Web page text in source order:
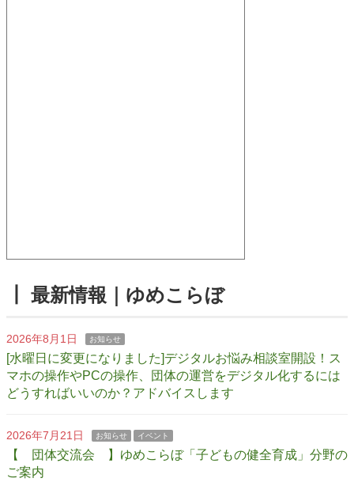
┃ 最新情報｜ゆめこらぼ
2026年8月1日 お知らせ
[水曜日に変更になりました]デジタルお悩み相談室開設！ス
マホの操作やPCの操作、団体の運営をデジタル化するには
どうすればいいのか？アドバイスします
2026年7月21日 お知らせ イベント
【 団体交流会 】ゆめこらぼ「子どもの健全育成」分野の
ご案内